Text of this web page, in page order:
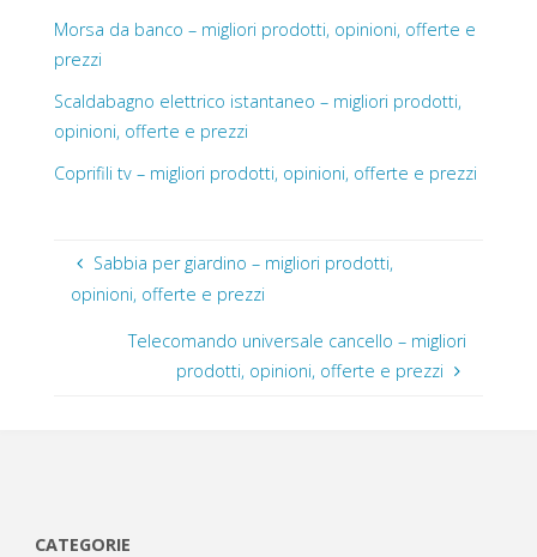
Morsa da banco – migliori prodotti, opinioni, offerte e
prezzi
Scaldabagno elettrico istantaneo – migliori prodotti,
opinioni, offerte e prezzi
Coprifili tv – migliori prodotti, opinioni, offerte e prezzi
Sabbia per giardino – migliori prodotti,
opinioni, offerte e prezzi
Telecomando universale cancello – migliori
prodotti, opinioni, offerte e prezzi
CATEGORIE